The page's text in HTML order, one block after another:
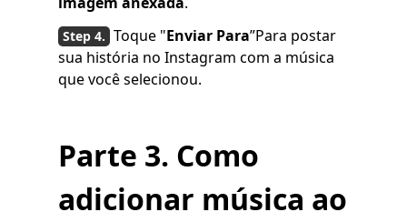
Toque "Enviar Para”Para postar
sua história no Instagram com a música
que você selecionou.
Parte 3. Como
adicionar música ao